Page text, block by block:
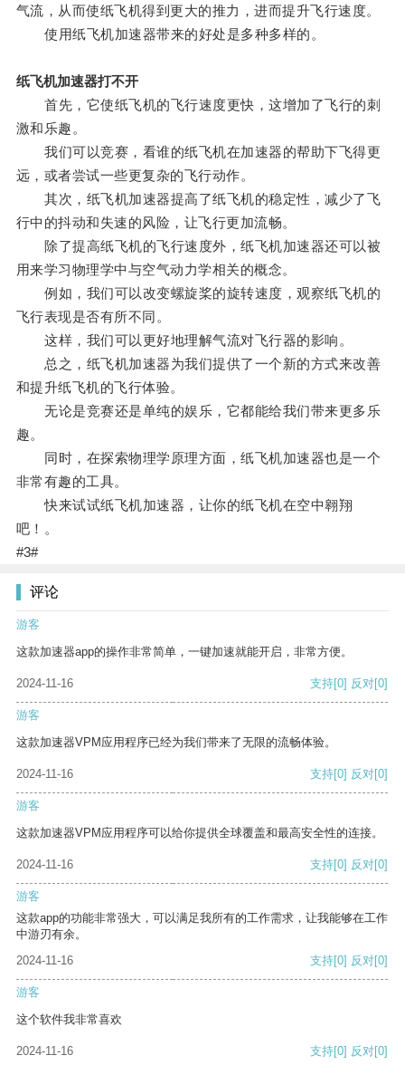
气流，从而使纸飞机得到更大的推力，进而提升飞行速度。
使用纸飞机加速器带来的好处是多种多样的。
纸飞机加速器打不开
首先，它使纸飞机的飞行速度更快，这增加了飞行的刺
激和乐趣。
我们可以竞赛，看谁的纸飞机在加速器的帮助下飞得更
远，或者尝试一些更复杂的飞行动作。
其次，纸飞机加速器提高了纸飞机的稳定性，减少了飞
行中的抖动和失速的风险，让飞行更加流畅。
除了提高纸飞机的飞行速度外，纸飞机加速器还可以被
用来学习物理学中与空气动力学相关的概念。
例如，我们可以改变螺旋桨的旋转速度，观察纸飞机的
飞行表现是否有所不同。
这样，我们可以更好地理解气流对飞行器的影响。
总之，纸飞机加速器为我们提供了一个新的方式来改善
和提升纸飞机的飞行体验。
无论是竞赛还是单纯的娱乐，它都能给我们带来更多乐
趣。
同时，在探索物理学原理方面，纸飞机加速器也是一个
非常有趣的工具。
快来试试纸飞机加速器，让你的纸飞机在空中翱翔
吧！。
#3#
评论
游客
这款加速器app的操作非常简单，一键加速就能开启，非常方便。
2024-11-16 支持[0] 反对[0]
游客
这款加速器VPM应用程序已经为我们带来了无限的流畅体验。
2024-11-16 支持[0] 反对[0]
游客
这款加速器VPM应用程序可以给你提供全球覆盖和最高安全性的连接。
2024-11-16 支持[0] 反对[0]
游客
这款app的功能非常强大，可以满足我所有的工作需求，让我能够在工作
中游刃有余。
2024-11-16
支持[0] 反对[0]
游客
这个软件我非常喜欢
2024-11-16 支持[0] 反对[0]